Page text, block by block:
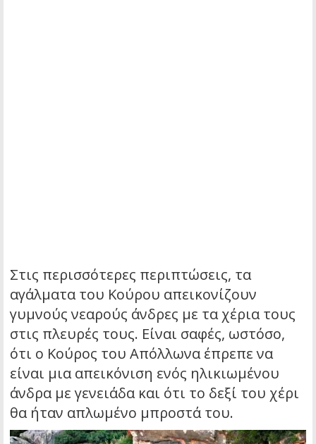
Στις περισσότερες περιπτώσεις, τα
αγάλματα του Κούρου απεικονίζουν
γυμνoύς νεαρούς άνδρες με τα χέρια τους
στις πλευρές τους. Είναι σαφές, ωστόσο,
ότι ο Κούρος του Απόλλωνα έπρεπε να
είναι μια απεικόνιση ενός ηλικιωμένου
άνδρα με γενειάδα και ότι το δεξί του χέρι
θα ήταν απλωμένο μπροστά του.